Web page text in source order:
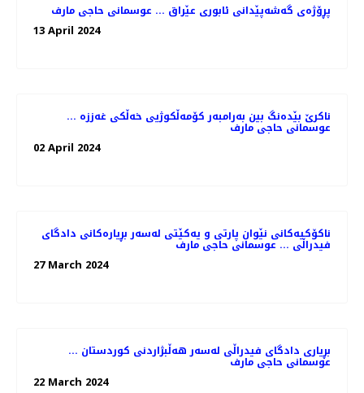
پڕۆژەی گەشەپێدانی ئابوری عێراق ... عوسمانی حاجی مارف
13 April 2024
ناکرێ بێدەنگ بین بەرامبەر کۆمەڵکوژیی خەڵکی غەززە ...
عوسمانی حاجی مارف
02 April 2024
ناکۆکیەکانی نێوان پارتی و یەکێتی لەسەر بڕیارەکانی دادگای
فیدراڵی ... عوسمانی حاجی مارف
27 March 2024
بڕیاری دادگای فیدراڵی لەسەر هەڵبژاردنی کوردستان ...
عوسمانی حاجی مارف
22 March 2024